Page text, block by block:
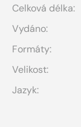
Celková délka:
Vydáno:
Formáty:
Velikost:
Jazyk: